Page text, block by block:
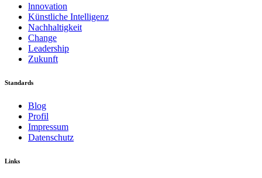
lnnovation
Künstliche Intelligenz
Nachhaltigkeit
Change
Leadership
Zukunft
Standards
Blog
Profil
Impressum
Datenschutz
Links